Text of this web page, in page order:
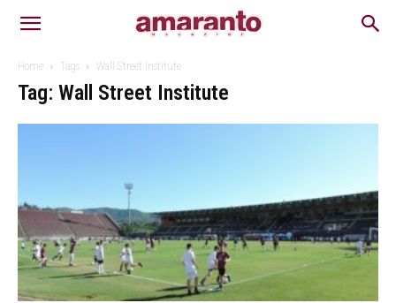
Home Tags Wall Street Institute
Tag: Wall Street Institute